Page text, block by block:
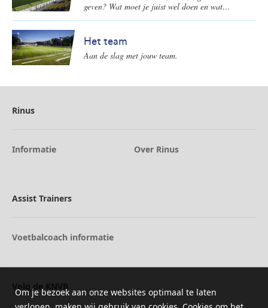
begeleiden voor, tijdens en na de
wedstrijden?
geven? Wat moet je juist wel doen en wat
Het team
Aan de slag met jouw team.
Rinus
Informatie Over Rinus
Assist Trainers
Voetbalcoach informatie
Volg de KNVB
Om je bezoek aan onze websites optimaal te laten